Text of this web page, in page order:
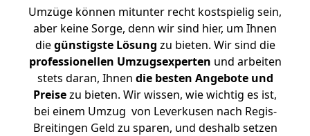
Umzüge können mitunter recht kostspielig sein,
aber keine Sorge, denn wir sind hier, um Ihnen
diegünstigste Lösung zu bieten. Wir sind die
professionellen Umzugsexperten und arbeiten
stets daran, Ihnen die besten Angebote und
Preisezu bieten. Wir wissen, wie wichtig es ist,
bei einem Umzug von Leverkusen nach Regis-
Breitingen Geld zu sparen, und deshalb setzen